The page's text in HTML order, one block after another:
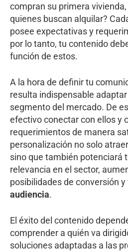
compran su primera
quienes buscan alquilar?
posee expectativas y
por lo tanto, tu contenido
función de estos.
A la hora de definir tu
resulta indispensable
segmento del mercado. De
efectivo conectar con ellos y
requerimientos de manera
personalización no solo
sino que también potenciará
relevancia en el sector,
posibilidades de conversión
audiencia.
El éxito del contenido
comprender a quién va
soluciones adaptadas a las